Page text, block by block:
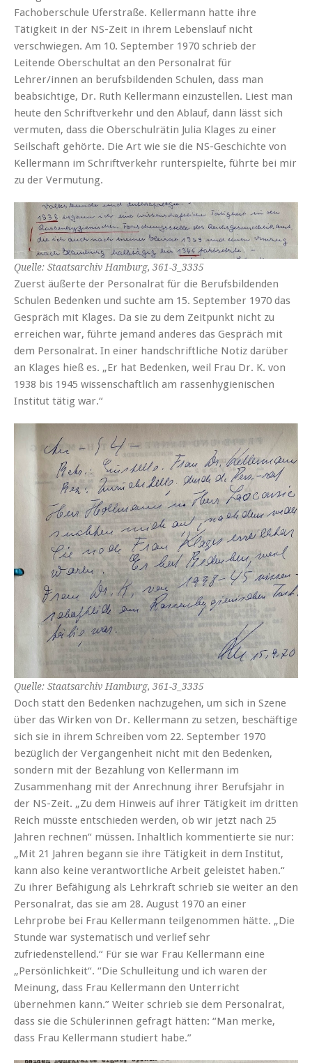
Fachoberschule Uferstraße. Kellermann hatte ihre
Tätigkeit in der NS-Zeit in ihrem Lebenslauf nicht
verschwiegen. Am 10. September 1970 schrieb der
Leitende Oberschultat an den Personalrat für
Lehrer/innen an berufsbildenden Schulen, dass man
beabsichtige, Dr. Ruth Kellermann einzustellen. Liest man
heute den Schriftverkehr und den Ablauf, dann lässt sich
vermuten, dass die Oberschulrätin Julia Klages zu einer
Seilschaft gehörte. Die Art wie sie die NS-Geschichte von
Kellermann im Schriftverkehr runterspielte, führte bei mir
zu der Vermutung.
Quelle: Staatsarchiv Hamburg, 361-3_3335
Zuerst äußerte der Personalrat für die Berufsbildenden
Schulen Bedenken und suchte am 15. September 1970 das
Gespräch mit Klages. Da sie zu dem Zeitpunkt nicht zu
erreichen war, führte jemand anderes das Gespräch mit
dem Personalrat. In einer handschriftliche Notiz darüber
an Klages hieß es. „Er hat Bedenken, weil Frau Dr. K. von
1938 bis 1945 wissenschaftlich am rassenhygienischen
Institut tätig war.“
Quelle: Staatsarchiv Hamburg, 361-3_3335
Doch statt den Bedenken nachzugehen, um sich in Szene
über das Wirken von Dr. Kellermann zu setzen, beschäftige
sich sie in ihrem Schreiben vom 22. September 1970
bezüglich der Vergangenheit nicht mit den Bedenken,
sondern mit der Bezahlung von Kellermann im
Zusammenhang mit der Anrechnung ihrer Berufsjahr in
der NS-Zeit. „Zu dem Hinweis auf ihrer Tätigkeit im dritten
Reich müsste entschieden werden, ob wir jetzt nach 25
Jahren rechnen“ müssen. Inhaltlich kommentierte sie nur:
„Mit 21 Jahren begann sie ihre Tätigkeit in dem Institut,
kann also keine verantwortliche Arbeit geleistet haben.“
Zu ihrer Befähigung als Lehrkraft schrieb sie weiter an den
Personalrat, das sie am 28. August 1970 an einer
Lehrprobe bei Frau Kellermann teilgenommen hätte. „Die
Stunde war systematisch und verlief sehr
zufriedenstellend.“ Für sie war Frau Kellermann eine
„Persönlichkeit“. “Die Schulleitung und ich waren der
Meinung, dass Frau Kellermann den Unterricht
übernehmen kann.” Weiter schrieb sie dem Personalrat,
dass sie die Schülerinnen gefragt hätten: “Man merke,
dass Frau Kellermann studiert habe.”